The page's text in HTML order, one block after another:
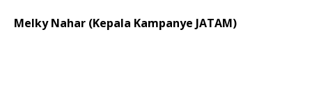
Melky Nahar (Kepala Kampanye JATAM)